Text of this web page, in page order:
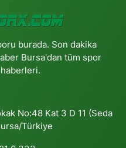
burada. Son dakika
Bursa'dan tüm spor
haberleri.
No:48 Kat 3 D 11 (Seda
Türkiye